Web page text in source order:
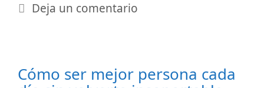
Deja un comentario
Cómo ser mejor persona cada